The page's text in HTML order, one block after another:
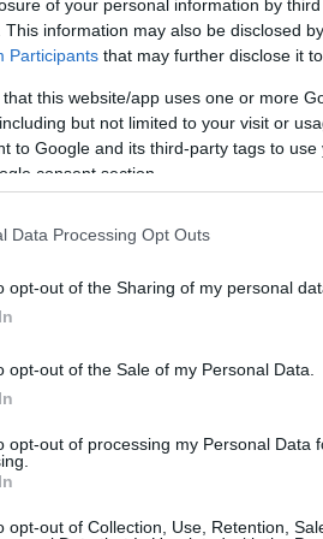
of your personal information by
This information may also be disclosed
Participants that may further disclose it
that this website/app uses one or more
but not limited to your visit or
to Google and its third-party tags to
consent section.
Data Processing Opt Outs
opt-out of the Sharing of my personal
opt-out of the Sale of my Personal Data.
opt-out of processing my Personal Data
opt-out of Collection, Use, Retention,
id/6384271
értelmében felhasználói tartalomnak
felelősséget nem vállal, azokat nem
aFelhasználási feltételekbenés az
! ‐Belépés Facebookkal